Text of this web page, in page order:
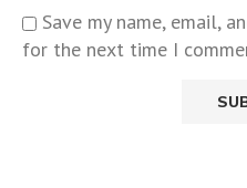
Save my name, email,
for the next time I